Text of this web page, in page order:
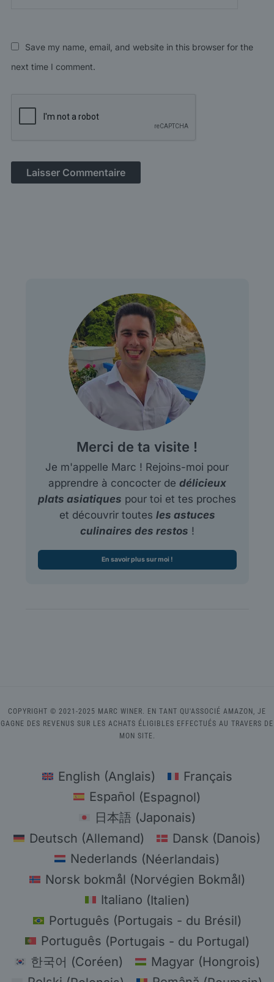
Save my name, email, and website in this browser for the
next time I comment.
Merci de ta visite !
Je m'appelle Marc ! Rejoins-moi pour
apprendre à concocter de délicieux
plats asiatiques pour toi et tes proches
et découvrir toutes les astuces
culinaires des restos !
En savoir plus sur moi !
COPYRIGHT © 2021-2025 MARC WINER. EN TANT QU'ASSOCIÉ AMAZON, JE
GAGNE DES REVENUS SUR LES ACHATS ÉLIGIBLES EFFECTUÉS AU TRAVERS DE
MON SITE.
English (Anglais)
Français
Español (Espagnol)
日本語 (Japonais)
Deutsch (Allemand) Dansk (Danois)
Nederlands (Néerlandais)
Norsk bokmål (Norvégien Bokmål)
Italiano (Italien)
Português (Portugais - du Brésil)
Português (Portugais - du Portugal)
한국어 (Coréen) Magyar (Hongrois)